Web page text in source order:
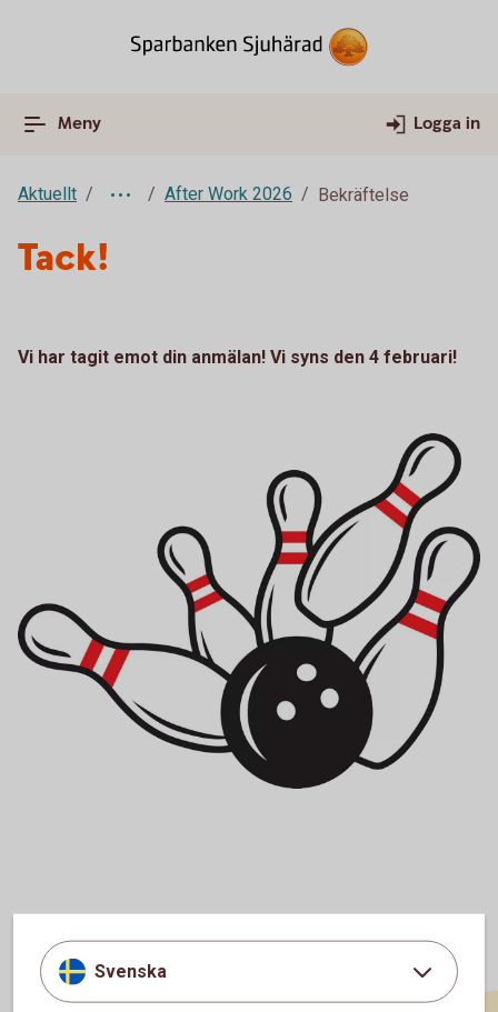
Meny Logga in
Aktuellt After Work 2026 Bekräftelse
Tack!
Vi har tagit emot din anmälan! Vi syns den 4 februari!
Svenska